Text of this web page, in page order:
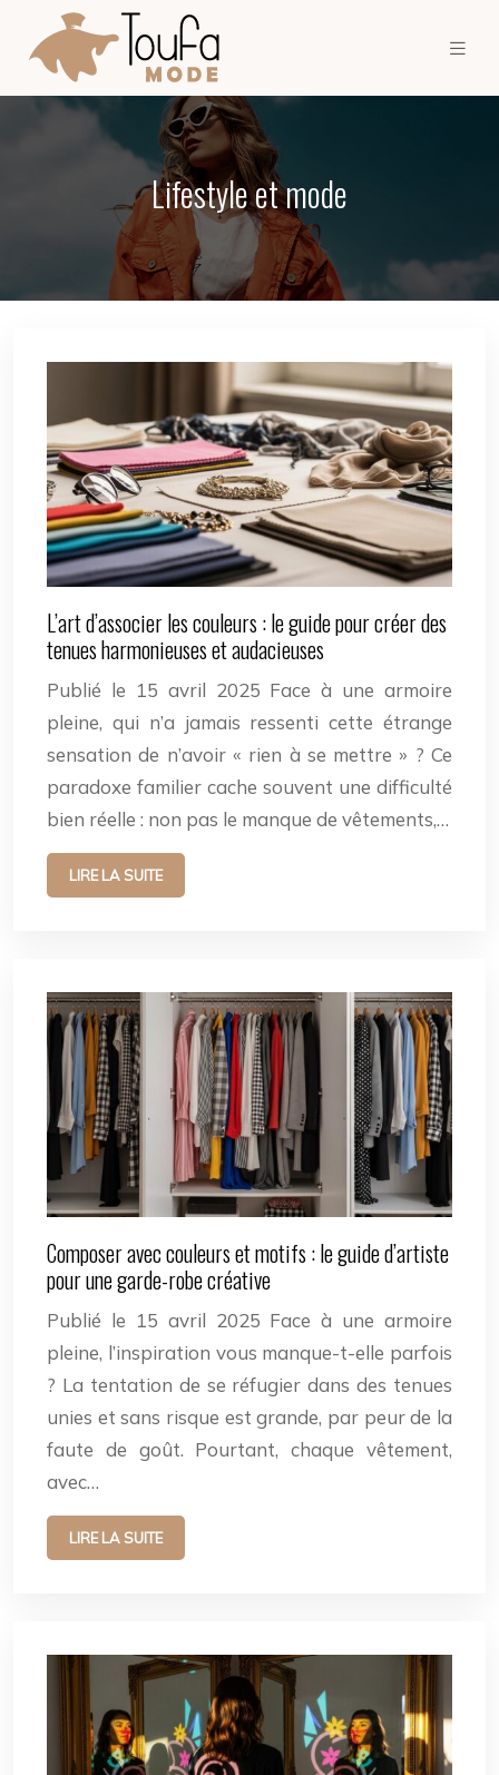
Lifestyle et mode
L’art d’associer les couleurs : le guide pour créer des
tenues harmonieuses et audacieuses
Publié le 15 avril 2025 Face à une armoire
pleine, qui n’a jamais ressenti cette étrange
sensation de n’avoir « rien à se mettre » ? Ce
paradoxe familier cache souvent une difficulté
bien réelle : non pas le manque de vêtements,…
LIRE LA SUITE
Composer avec couleurs et motifs : le guide d’artiste
pour une garde-robe créative
Publié le 15 avril 2025 Face à une armoire
pleine, l’inspiration vous manque-t-elle parfois
? La tentation de se réfugier dans des tenues
unies et sans risque est grande, par peur de la
faute de goût. Pourtant, chaque vêtement,
avec…
LIRE LA SUITE